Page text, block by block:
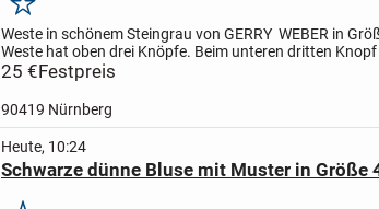
Merken
Weste in schönem Steingrau von GERRY WEBER in
Weste hat oben drei Knöpfe. Beim unteren dritten
Strickmuster, wie in den Bildern zu sehen ist.
25 €Festpreis
90419 Nürnberg
Heute, 10:24
Schwarze dünne Bluse mit Muster in Größe